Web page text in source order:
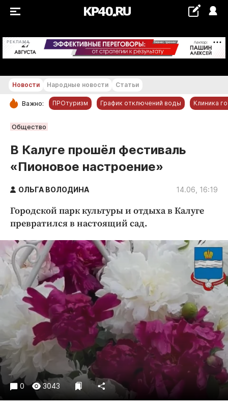
РЕКЛАМА +18...+19 °С
РУБРИКИ
Новости компаний
Статьи
Народные новости
Авто и транспорт
Благоустройство
Культура
Недвижимость и ЖКХ
Образование
Общество
Погода
Праздники
Происшествия
Спорт
Экономика и бизнес
ПРОЕКТЫ
Новости Народные новости Статьи
Важно: ПРОтуризм График отключений воды Клиника
Общество
В Калуге прошёл фестиваль
«Пионовое настроение»
ОЛЬГА ВОЛОДИНА 14.06, 16:19
Городской парк культуры и отдыха в Калуге
превратился в настоящий сад.
0 3043